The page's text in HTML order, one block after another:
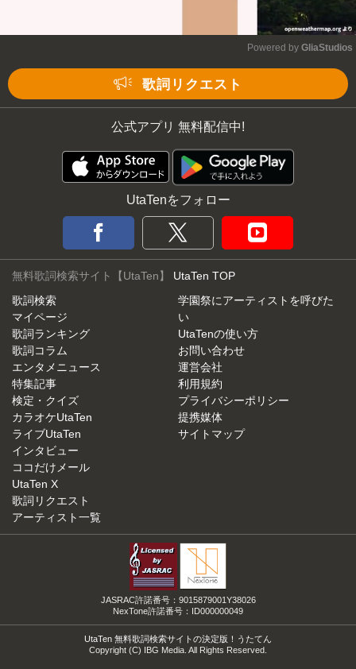
Powered by GliaStudios
歌詞リクエスト
公式アプリ 無料配信中!
UtaTenをフォロー
無料歌詞検索サイト【UtaTen】 UtaTen TOP
歌詞検索
マイページ
歌詞ランキング
歌詞コラム
エンタメニュース
特集記事
検定・クイズ
カラオケUtaTen
ライブUtaTen
インタビュー
ココだけメール
UtaTen X
歌詞リクエスト
アーティスト一覧
学園祭にアーティストを呼びた
い
UtaTenの使い方
お問い合わせ
運営会社
利用規約
プライバシーポリシー
提携媒体
サイトマップ
JASRAC許諾番号：9015879001Y38026
NexTone許諾番号：ID000000049
UtaTen 無料歌詞検索サイトの決定版！うたてん
Copyright (C) IBG Media. All Rights Reserved.